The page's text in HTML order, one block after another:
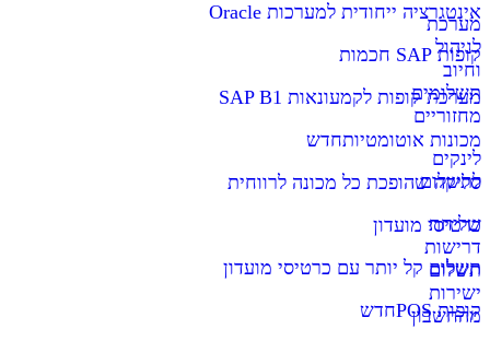
מערכת
לניהול
וחיוב
תשלומים
מחזוריים
לינקים
לתשלום
שליחת
דרישות
תשלום
ישירות
מהחשבון
אינטגרציה ייחודית למערכות Oracle
קופות SAP חכמות
מערכת קופות לקמעונאות SAP B1
מכונות אוטומטיותחדש
סליקה שהופכת כל מכונה לרווחית
כרטיסי מועדון
תשלום קל יותר עם כרטיסי מועדון
קופות POS
חדש